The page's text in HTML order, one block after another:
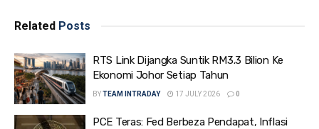
Related Posts
RTS Link Dijangka Suntik RM3.3 Bilion Ke
Ekonomi Johor Setiap Tahun
BYTEAM INTRADAY 17 JULY 2026 0
PCE Teras: Fed Berbeza Pendapat, Inflasi